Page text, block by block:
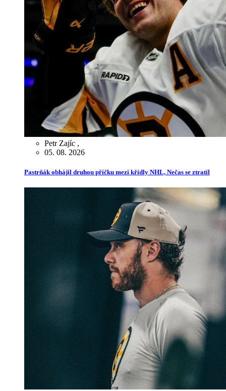
Petr Zajíc ,
05. 08. 2026
Pastrňák obhájil druhou příčku mezi křídly NHL, Nečas se ztratil